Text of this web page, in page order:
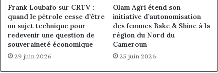
Frank Loubafo sur CRTV :
quand le pétrole cesse d’être
un sujet technique pour
redevenir une question de
souveraineté économique
29 juin 2026
Olam Agri étend son
initiative d’autonomisation
des femmes Bake & Shine à la
région du Nord du
Cameroun
25 juin 2026